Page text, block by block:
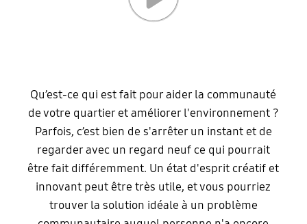
Qu’est-ce qui est fait pour aider la communauté
de votre quartier et améliorer l'environnement ?
Parfois, c’est bien de s'arrêter un instant et de
regarder avec un regard neuf ce qui pourrait
être fait différemment. Un état d'esprit créatif et
innovant peut être très utile, et vous pourriez
trouver la solution idéale à un problème